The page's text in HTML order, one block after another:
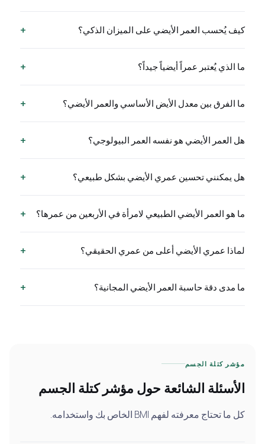
كيف يُحسب العمر الأيضي على الميزان الذكي؟
ما الذي يُعتبر عمراً أيضياً جيداً؟
ما الفرق بين معدل الأيض الأساسي والعمر الأيضي؟
هل العمر الأيضي هو نفسه العمر البيولوجي؟
هل يمكنني تحسين عمري الأيضي بشكل طبيعي؟
ما هو العمر الأيضي الطبيعي لامرأة في الأربعين من عمرها؟ +
لماذا عمري الأيضي أعلى من عمري الحقيقي؟
ما مدى دقة حاسبة العمر الأيضي المجانية؟
مؤشر كتلة الجسم
الأسئلة الشائعة حول مؤشر كتلة الجسم
كل ما تحتاج معرفته لفهم BMI الخاص بك واستخدامه.